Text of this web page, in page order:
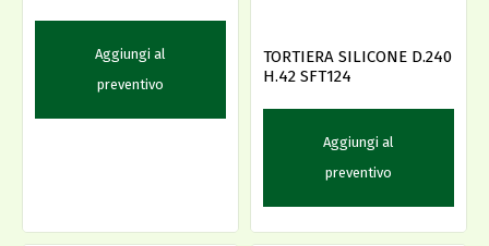
Aggiungi al
preventivo
TORTIERA SILICONE D.240
H.42 SFT124
Aggiungi al
preventivo